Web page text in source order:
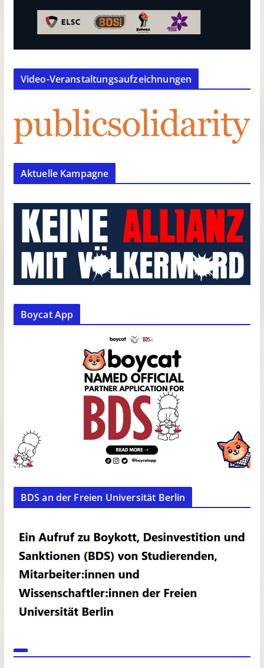
Video-Veranstaltungsaufzeichnungen
Aktuelle Kampagne
Boycat App
BDS an der Freien Universität Berlin